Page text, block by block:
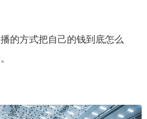
的方式把自己的钱到底怎么